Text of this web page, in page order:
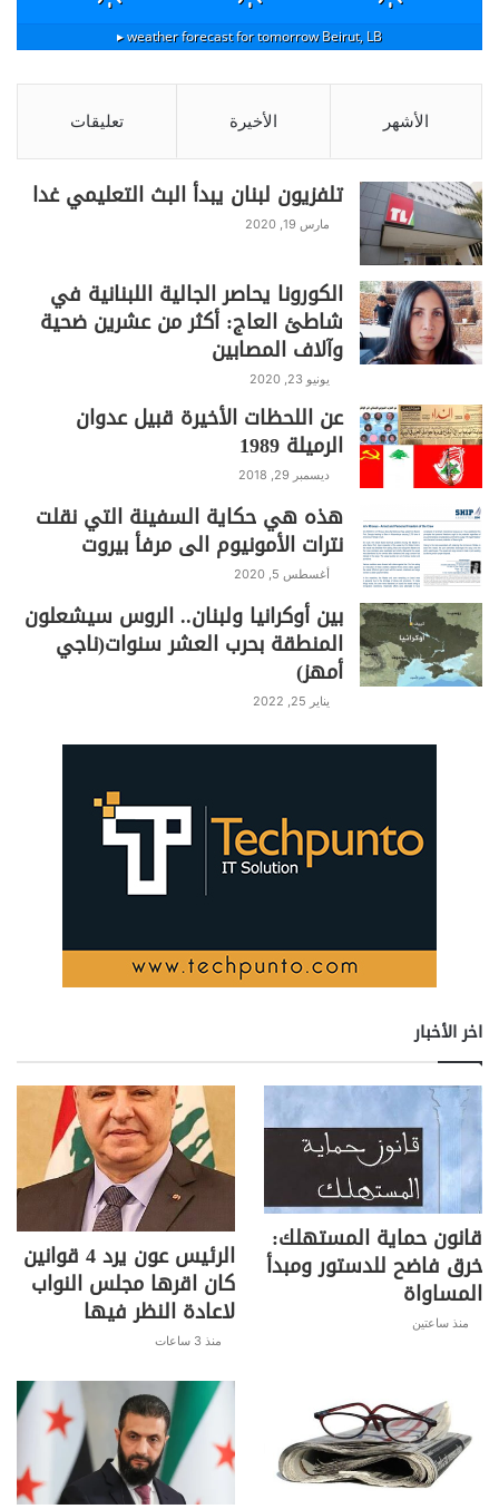
Beirut, LB
weather forecast for tomorrow ▸
الأشهر الأخيرة تعليقات
تلفزيون لبنان يبدأ البث التعليمي غدا
مارس 19, 2020
الكورونا يحاصر الجالية اللبنانية في
شاطئ العاج: أكثر من عشرين ضحية
وآلاف المصابين
يونيو 23, 2020
عن اللحظات الأخيرة قبيل عدوان
الرميلة 1989
ديسمبر 29, 2018
هذه هي حكاية السفينة التي نقلت
نترات الأمونيوم الى مرفأ بيروت
أغسطس 5, 2020
بين أوكرانيا ولبنان.. الروس سيشعلون
المنطقة بحرب العشر سنوات(ناجي
أمهز)
يناير 25, 2022
اخر الأخبار
قانون حماية المستهلك:
خرق فاضح للدستور ومبدأ
المساواة
منذ ساعتين
الرئيس عون يرد 4 قوانين
كان اقرها مجلس النواب
لاعادة النظر فيها
منذ 3 ساعات